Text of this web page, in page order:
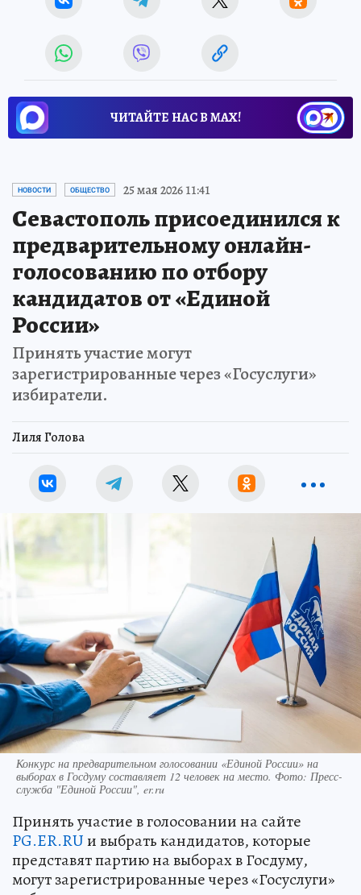
ЧИТАЙТЕ НАС В МАХ!
НОВОСТИ ОБЩЕСТВО 25 мая 2026 11:41
Севастополь присоединился к
предварительному онлайн-
голосованию по отбору
кандидатов от «Единой
России»
Принять участие могут
зарегистрированные через «Госуслуги»
избиратели.
Лиля Голова
Конкурс на предварительном голосовании «Единой России» на
выборах в Госдуму составляет 12 человек на место. Фото: Пресс-
служба "Единой России", er.ru
Принять участие в голосовании на сайте
PG.ER.RUи выбрать кандидатов, которые
представят партию на выборах в Госдуму,
могут зарегистрированные через «Госуслуги»